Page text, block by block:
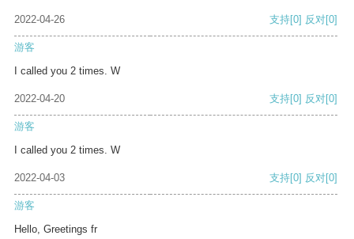
2022-04-26 支持[0] 反对[0]
游客
I called you 2 times. W
2022-04-20 支持[0] 反对[0]
游客
I called you 2 times. W
2022-04-03 支持[0] 反对[0]
游客
Hello, Greetings fr